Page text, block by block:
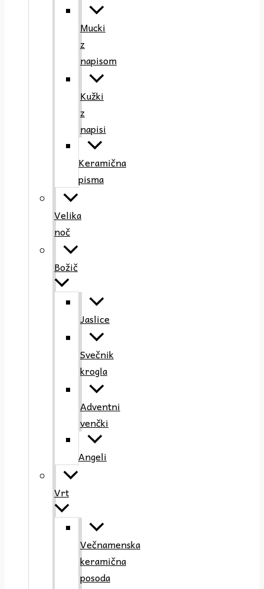
Mucki
z
napisom
Kužki
z
napisi
Keramična
pisma
Velika
noč
Božič
Jaslice
Svečnik
krogla
Adventni
venčki
Angeli
Vrt
Večnamenska
keramična
posoda